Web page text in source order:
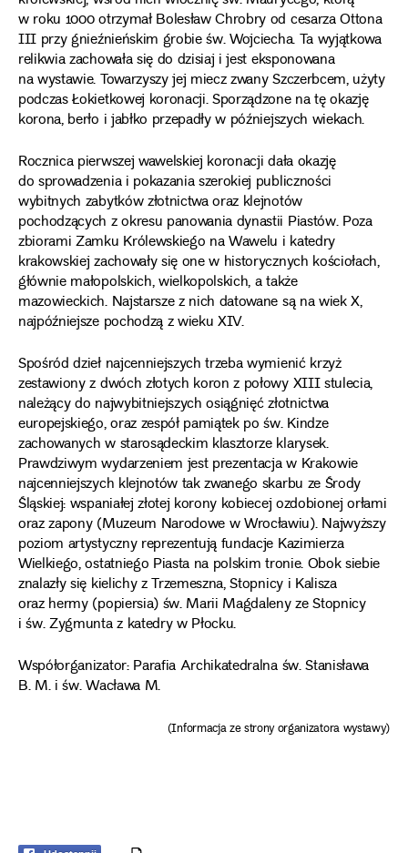
w roku 1000 otrzymał Bolesław Chrobry od cesarza Ottona
III przy gnieźnieńskim grobie św. Wojciecha. Ta wyjątkowa
relikwia zachowała się do dzisiaj i jest eksponowana
na wystawie. Towarzyszy jej miecz zwany Szczerbcem, użyty
podczas Łokietkowej koronacji. Sporządzone na tę okazję
korona, berło i jabłko przepadły w późniejszych wiekach.
Rocznica pierwszej wawelskiej koronacji dała okazję
do sprowadzenia i pokazania szerokiej publiczności
wybitnych zabytków złotnictwa oraz klejnotów
pochodzących z okresu panowania dynastii Piastów. Poza
zbiorami Zamku Królewskiego na Wawelu i katedry
krakowskiej zachowały się one w historycznych kościołach,
głównie małopolskich, wielkopolskich, a także
mazowieckich. Najstarsze z nich datowane są na wiek X,
najpóźniejsze pochodzą z wieku XIV.
Spośród dzieł najcenniejszych trzeba wymienić krzyż
zestawiony z dwóch złotych koron z połowy XIII stulecia,
należący do najwybitniejszych osiągnięć złotnictwa
europejskiego, oraz zespół pamiątek po św. Kindze
zachowanych w starosądeckim klasztorze klarysek.
Prawdziwym wydarzeniem jest prezentacja w Krakowie
najcenniejszych klejnotów tak zwanego skarbu ze Środy
Śląskiej: wspaniałej złotej korony kobiecej ozdobionej orłami
oraz zapony (Muzeum Narodowe w Wrocławiu). Najwyższy
poziom artystyczny reprezentują fundacje Kazimierza
Wielkiego, ostatniego Piasta na polskim tronie. Obok siebie
znalazły się kielichy z Trzemeszna, Stopnicy i Kalisza
oraz hermy (popiersia) św. Marii Magdaleny ze Stopnicy
i św. Zygmunta z katedry w Płocku.
Współorganizator: Parafia Archikatedralna św. Stanisława
B. M. i św. Wacława M.
(Informacja ze strony organizatora wystawy)